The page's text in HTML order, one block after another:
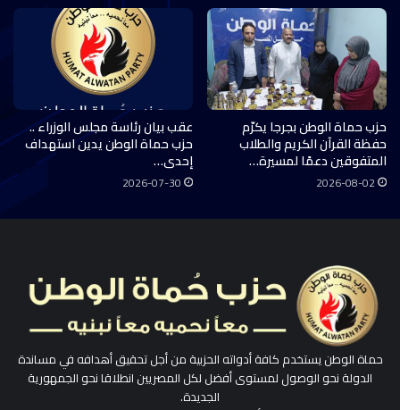
حزب حماة الوطن بجرجا يكرّم
حفظة القرآن الكريم والطلاب
المتفوقين دعمًا لمسيرة…
2026-08-02
عقب بيان رئاسة مجلس الوزراء ..
حزب حماة الوطن يدين استهداف
إحدى…
2026-07-30
حماة الوطن يستخدم كافة أدواته الحزبية من أجل تحقيق أهدافه في مساندة
الدولة نحو الوصول لمستوى أفضل لكل المصريين انطلاقا نحو الجمهورية
الجديدة.